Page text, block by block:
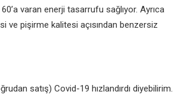
varan enerji tasarrufu sağlıyor. Ayrıca
ve pişirme kalitesi açısından benzersiz
satış) Covid-19 hızlandırdı diyebilirim.